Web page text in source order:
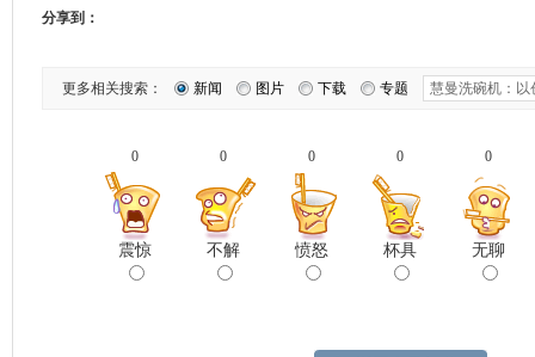
分享到：
更多相关搜索： 新闻 图片 下载 专题
0
震惊
0
不解
0
愤怒
0
杯具
0
无聊